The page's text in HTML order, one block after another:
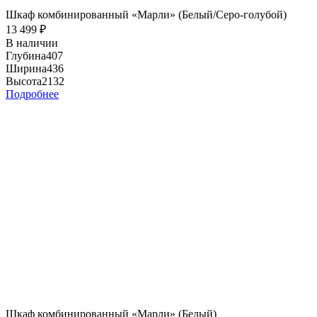
Шкаф комбинированный «Марли» (Белый/Серо-голубой)
13 499 ₽
В наличии
Глубина407
Ширина436
Высота2132
Подробнее
Шкаф комбинированный «Марли» (Белый)